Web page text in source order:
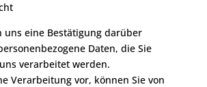
uns eine Bestätigung darüber
Daten, die Sie
verarbeitet werden.
Verarbeitung vor, können Sie von